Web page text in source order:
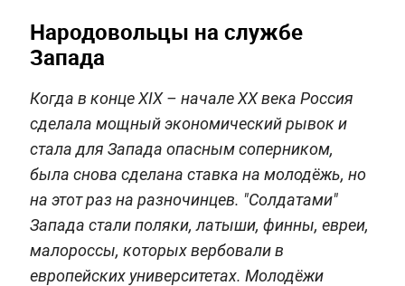
Народовольцы на службе
Запада
Когда в конце XIX – начале XX века Россия
сделала мощный экономический рывок и
стала для Запада опасным соперником,
была снова сделана ставка на молодёжь, но
на этот раз на разночинцев. "Солдатами"
Запада стали поляки, латыши, финны, евреи,
малороссы, которых вербовали в
европейских университетах. Молодёжи